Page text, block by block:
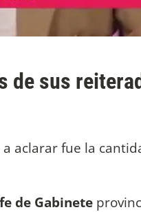
de sus
a aclarar fue la
de Gabinete